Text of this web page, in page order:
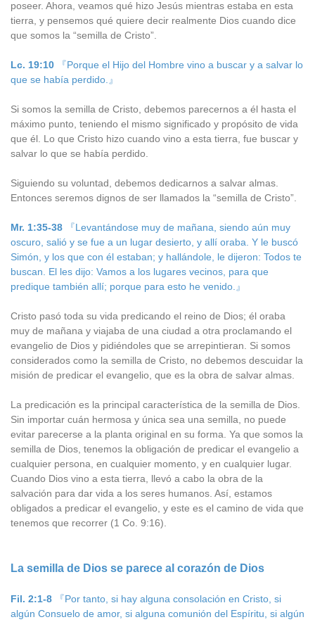
poseer. Ahora, veamos qué hizo Jesús mientras estaba en esta
tierra, y pensemos qué quiere decir realmente Dios cuando dice
que somos la “semilla de Cristo”.
Lc. 19:10
『Porque el Hijo del Hombre vino a buscar y a salvar lo
que se había perdido.』
Si somos la semilla de Cristo, debemos parecernos a él hasta el
máximo punto, teniendo el mismo significado y propósito de vida
que él. Lo que Cristo hizo cuando vino a esta tierra, fue buscar y
salvar lo que se había perdido.
Siguiendo su voluntad, debemos dedicarnos a salvar almas.
Entonces seremos dignos de ser llamados la “semilla de Cristo”.
Mr. 1:35-38
『Levantándose muy de mañana, siendo aún muy
oscuro, salió y se fue a un lugar desierto, y allí oraba. Y le buscó
Simón, y los que con él estaban; y hallándole, le dijeron: Todos te
buscan. El les dijo: Vamos a los lugares vecinos, para que
predique también allí; porque para esto he venido.』
Cristo pasó toda su vida predicando el reino de Dios; él oraba
muy de mañana y viajaba de una ciudad a otra proclamando el
evangelio de Dios y pidiéndoles que se arrepintieran. Si somos
considerados como la semilla de Cristo, no debemos descuidar la
misión de predicar el evangelio, que es la obra de salvar almas.
La predicación es la principal característica de la semilla de Dios.
Sin importar cuán hermosa y única sea una semilla, no puede
evitar parecerse a la planta original en su forma. Ya que somos la
semilla de Dios, tenemos la obligación de predicar el evangelio a
cualquier persona, en cualquier momento, y en cualquier lugar.
Cuando Dios vino a esta tierra, llevó a cabo la obra de la
salvación para dar vida a los seres humanos. Así, estamos
obligados a predicar el evangelio, y este es el camino de vida que
tenemos que recorrer (1 Co. 9:16).
La semilla de Dios se parece al corazón de Dios
Fil. 2:1-8
『Por tanto, si hay alguna consolación en Cristo, si
algún Consuelo de amor, si alguna comunión del Espíritu, si algún